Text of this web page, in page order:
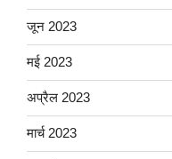
जून 2023
मई 2023
अप्रैल 2023
मार्च 2023